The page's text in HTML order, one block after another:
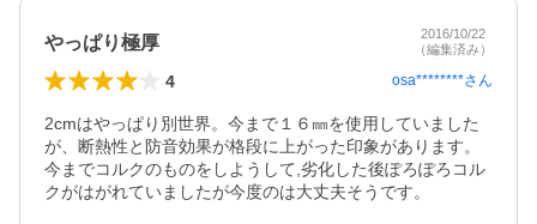
やっぱり極厚
2016/10/22
（編集済み）
4 osa********さん
2cmはやっぱり別世界。今まで１６㎜を使用していました
が、断熱性と防音効果が格段に上がった印象があります。
今までコルクのものをしようして,劣化した後ぽろぽろコル
クがはがれていましたが今度のは大丈夫そうです。